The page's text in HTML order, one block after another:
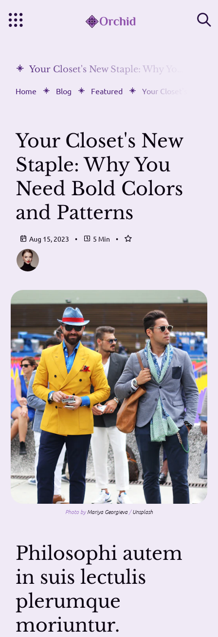
Your Closet's New Staple: Why You Need Bold Colors and Patterns
Home Blog Featured Your Closet's New
Your Closet's New
Staple: Why You
Need Bold Colors
and Patterns
Aug 15, 2023 • 5 Min •
Photo by Mariya Georgieva / Unsplash
Philosophi autem
in suis lectulis
plerumque
moriuntur.